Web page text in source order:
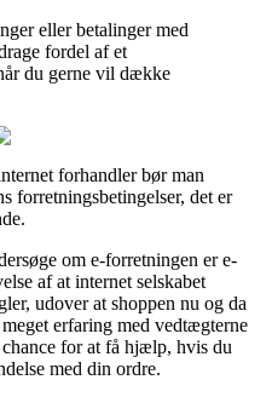
eller betalinger med
fordel af et
du gerne vil dække
forhandler bør man
forretningsbetingelser, det er
om e-forretningen er e-
af at internet selskabet
udover at shoppen nu og da
erfaring med vedtægterne
for at få hjælp, hvis du
med din ordre.